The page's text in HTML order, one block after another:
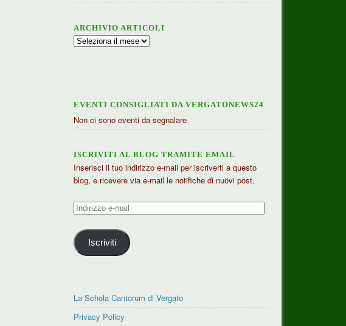
ARCHIVIO ARTICOLI
Archivio
EVENTI CONSIGLIATI DA VERGATONEWS24
Non ci sono eventi da segnalare
ISCRIVITI AL BLOG TRAMITE EMAIL
Inserisci il tuo indirizzo e-mail per iscriverti a questo
blog, e ricevere via e-mail le notifiche di nuovi post.
Indirizzo
mail
Iscriviti
La Schola Cantorum di Vergato
Privacy Policy